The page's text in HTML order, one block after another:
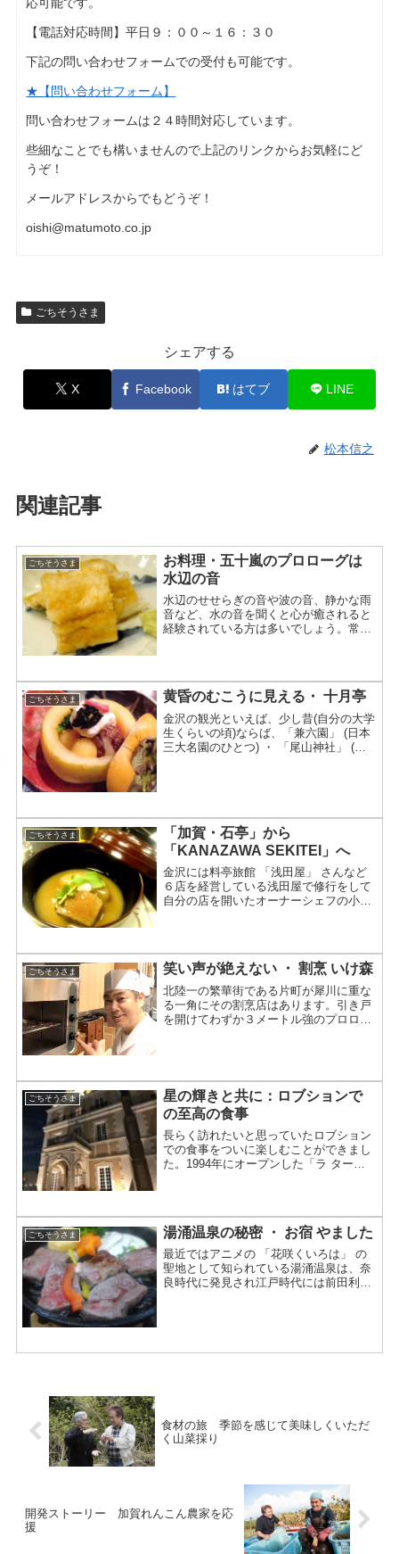
【電話対応時間】平日９：００～１６：３０
下記の問い合わせフォームでの受付も可能です。
★【問い合わせフォーム】
問い合わせフォームは２４時間対応しています。
些細なことでも構いませんので上記のリンクからお気軽にど
うぞ！
メールアドレスからでもどうぞ！
oishi@matumoto.co.jp
ごちそうさま
シェアする
X Facebook はてブ LINE
松本信之
関連記事
ごちそうさま
お料理・五十嵐のプロローグは
水辺の音
水辺のせせらぎの音や波の音、静かな雨
音など、水の音を聞くと心が癒されると
経験されている方は多いでしょう。常に
すぐそばは、繁華街の喧...
ごちそうさま 黄昏のむこうに見える・ 十月亭
金沢の観光といえば、少し昔(自分の大学
生くらいの頃)ならば、「兼六園」 (日本
三大名園のひとつ) ・ 「尾山神社」 (加
ごちそうさま
「加賀・石亭」から
「KANAZAWA SEKITEI」へ
金沢には料亭旅館 「浅田屋」 さんなど
６店を経営している浅田屋で修行をして
自分の店を開いたオーナーシェフの小粋
うか。日本屈指の和食ど...
ごちそうさま 笑い声が絶えない ・ 割烹 いけ森
北陸一の繁華街である片町が犀川に重な
る一角にその割烹店はあります。引き戸
を開けてわずか３メートル強のプロロー
ごちそうさま
星の輝きと共に：ロブションで
の至高の食事
長らく訪れたいと思っていたロブション
での食事をついに楽しむことができまし
た。1994年にオープンした「ラ ターブ
フ」として名高いで...
ごちそうさま 湯涌温泉の秘密 ・ お宿 やました
最近ではアニメの 「花咲くいろは」 の
聖地として知られている湯涌温泉は、奈
良時代に発見され江戸時代には前田利家
食材の旅 季節を感じて美味しくいただ
く山菜採り
開発ストーリー 加賀れんこん農家を応
援